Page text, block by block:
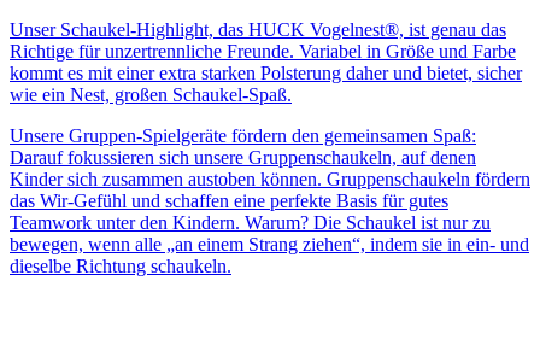
Unser Schaukel-Highlight, das HUCK Vogelnest®, ist genau das
Richtige für unzertrennliche Freunde. Variabel in Größe und Farbe
kommt es mit einer extra starken Polsterung daher und bietet, sicher
wie ein Nest, großen Schaukel-Spaß.
Unsere Gruppen-Spielgeräte fördern den gemeinsamen Spaß:
Darauf fokussieren sich unsere Gruppenschaukeln, auf denen
Kinder sich zusammen austoben können. Gruppenschaukeln fördern
das Wir-Gefühl und schaffen eine perfekte Basis für gutes
Teamwork unter den Kindern. Warum? Die Schaukel ist nur zu
bewegen, wenn alle „an einem Strang ziehen“, indem sie in ein- und
dieselbe Richtung schaukeln.